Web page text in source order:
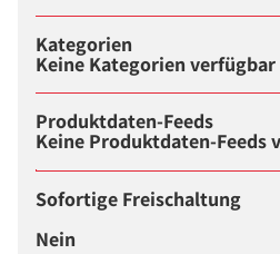
Kategorien
Keine Kategorien verfügbar
Produktdaten-Feeds
Keine Produktdaten-Feeds
Sofortige Freischaltung
Nein